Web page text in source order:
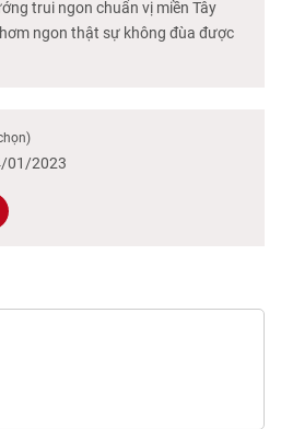
trui ngon chuẩn vị miền Tây
ngon thật sự không đùa được
01/2023